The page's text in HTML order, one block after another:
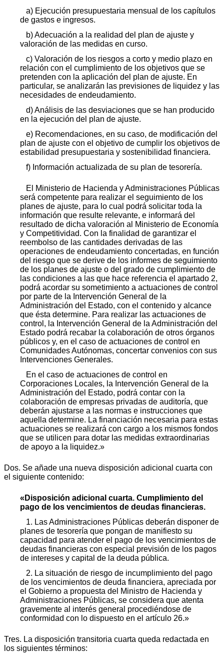
a) Ejecución presupuestaria mensual de los capítulos
de gastos e ingresos.
b) Adecuación a la realidad del plan de ajuste y
valoración de las medidas en curso.
c) Valoración de los riesgos a corto y medio plazo en
relación con el cumplimiento de los objetivos que se
pretenden con la aplicación del plan de ajuste. En
particular, se analizarán las previsiones de liquidez y las
necesidades de endeudamiento.
d) Análisis de las desviaciones que se han producido
en la ejecución del plan de ajuste.
e) Recomendaciones, en su caso, de modificación del
plan de ajuste con el objetivo de cumplir los objetivos de
estabilidad presupuestaria y sostenibilidad financiera.
f) Información actualizada de su plan de tesorería.
El Ministerio de Hacienda y Administraciones Públicas
será competente para realizar el seguimiento de los
planes de ajuste, para lo cual podrá solicitar toda la
información que resulte relevante, e informará del
resultado de dicha valoración al Ministerio de Economía
y Competitividad. Con la finalidad de garantizar el
reembolso de las cantidades derivadas de las
operaciones de endeudamiento concertadas, en función
del riesgo que se derive de los informes de seguimiento
de los planes de ajuste o del grado de cumplimiento de
las condiciones a las que hace referencia el apartado 2,
podrá acordar su sometimiento a actuaciones de control
por parte de la Intervención General de la
Administración del Estado, con el contenido y alcance
que ésta determine. Para realizar las actuaciones de
control, la Intervención General de la Administración del
Estado podrá recabar la colaboración de otros órganos
públicos y, en el caso de actuaciones de control en
Comunidades Autónomas, concertar convenios con sus
Intervenciones Generales.
En el caso de actuaciones de control en
Corporaciones Locales, la Intervención General de la
Administración del Estado, podrá contar con la
colaboración de empresas privadas de auditoría, que
deberán ajustarse a las normas e instrucciones que
aquella determine. La financiación necesaria para estas
actuaciones se realizará con cargo a los mismos fondos
que se utilicen para dotar las medidas extraordinarias
de apoyo a la liquidez.»
Dos. Se añade una nueva disposición adicional cuarta con
el siguiente contenido:
«Disposición adicional cuarta. Cumplimiento del
pago de los vencimientos de deudas financieras.
1. Las Administraciones Públicas deberán disponer de
planes de tesorería que pongan de manifiesto su
capacidad para atender el pago de los vencimientos de
deudas financieras con especial previsión de los pagos
de intereses y capital de la deuda pública.
2. La situación de riesgo de incumplimiento del pago
de los vencimientos de deuda financiera, apreciada por
el Gobierno a propuesta del Ministro de Hacienda y
Administraciones Públicas, se considera que atenta
gravemente al interés general procediéndose de
conformidad con lo dispuesto en el artículo 26.»
Tres. La disposición transitoria cuarta queda redactada en
los siguientes términos: